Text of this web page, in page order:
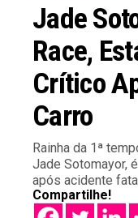
Jade
Race,
Crítico
Carro
Rainha da 1ª
Jade Sotomayor,
após acidente
Compartilhe!